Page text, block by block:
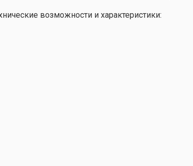
возможности и характеристики: